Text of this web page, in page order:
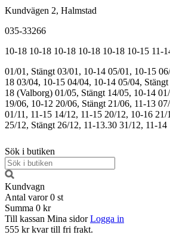
Kundvägen 2, Halmstad
035-33266
10-18 10-18 10-18 10-18 10-18 10-15 11-
01/01, Stängt 03/01, 10-14 05/01, 10-15
18 03/04, 10-15 04/04, 10-14 05/04, Stängt
18 (Valborg) 01/05, Stängt 14/05, 10-14
19/06, 10-12 20/06, Stängt 21/06, 11-13
01/11, 11-15 14/12, 11-15 20/12, 10-16 21/
25/12, Stängt 26/12, 11-13.30 31/12, 11-14
Sök i butiken
Kundvagn
Antal varor 0 st
Summa 0 kr
Till kassan Mina sidor Logga in
555 kr kvar till fri frakt.